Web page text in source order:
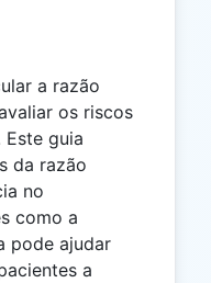
a razão
os riscos
Este guia
da razão
no
como a
pode ajudar
a